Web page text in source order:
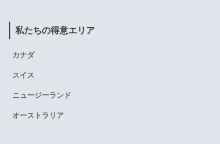
私たちの得意エリア
カナダ
スイス
ニュージーランド
オーストラリア